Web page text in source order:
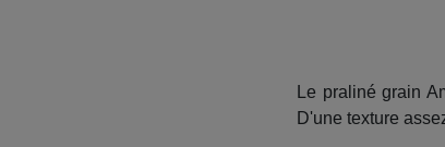
Le praliné grain
D'une texture